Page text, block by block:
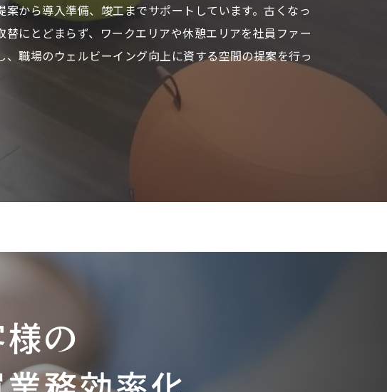
案から導入準備、竣工までサポートしています。古くなっ
替にとどまらず、ワークエリアや休憩エリアを社員ファー
、職場のウェルビーイング向上に資する空間の提案を行っ
の